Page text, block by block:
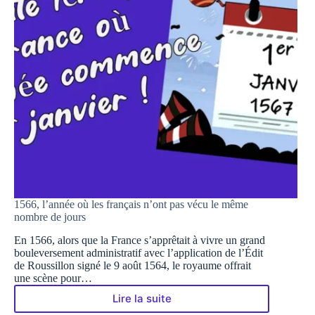
1566, l’année où les français n’ont pas vécu le même
nombre de jours
En 1566, alors que la France s’apprêtait à vivre un grand
bouleversement administratif avec l’application de l’Édit
de Roussillon signé le 9 août 1564, le royaume offrait
une scène pour…
Lire la suite
1566,